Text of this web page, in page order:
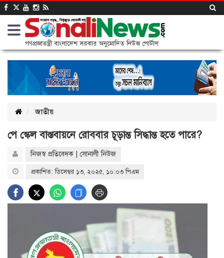
গণপ্রজাতন্ত্রী বাংলাদেশ সরকার অনুমোদিত নিউজ পোর্টাল
জাতীয়
পে স্কেল বাস্তবায়নে রোববার চূড়ান্ত সিদ্ধান্ত হতে পারে?
নিজস্ব প্রতিবেদক | সোনালী নিউজ
প্রকাশিত: ডিসেম্বর ১৩, ২০২৫, ১০:০৩ পিএম